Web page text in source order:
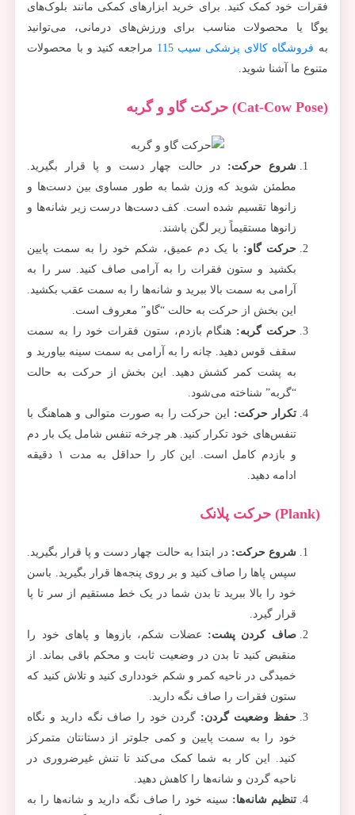
فقرات خود کمک کنید. برای خرید ابزارهای کمکی مانند بلوک‌های
یوگا یا محصولات مناسب برای ورزش‌های درمانی، می‌توانید
به فروشگاه کالای پزشکی سیب 115
مراجعه کنید و با محصولات
متنوع ما آشنا شوید.
(Cat-Cow Pose) حرکت گاو و گربه
شروع حرکت:در حالت چهار دست و پا قرار بگیرید.
مطمئن شوید که وزن شما به طور مساوی بین دست‌ها و
زانوها تقسیم شده است. کف دست‌ها درست زیر شانه‌ها و
زانوها مستقیماً زیر لگن باشند.
حرکت گاو: با یک دم عمیق، شکم خود را به سمت پایین
بکشید و ستون فقرات را به آرامی صاف کنید. سر را به
آرامی به سمت بالا ببرید و شانه‌ها را به سمت عقب بکشید.
این بخش از حرکت به حالت “گاو” معروف است.
حرکت گربه: هنگام بازدم، ستون فقرات خود را به سمت
سقف قوس دهید. چانه را به آرامی به سمت سینه بیاورید و
به پشت کمر کشش دهید. این بخش از حرکت به حالت
“گربه” شناخته می‌شود.
تکرار حرکت:
این حرکت را به صورت متوالی و هماهنگ با
تنفس‌های خود تکرار کنید. هر چرخه تنفس شامل یک بار دم
و بازدم کامل است. این کار را حداقل به مدت ۱ دقیقه
ادامه دهید.
(Plank) حرکت پلانک
شروع حرکت:در ابتدا به حالت چهار دست و پا قرار بگیرید.
سپس پاها را صاف کنید و بر روی پنجه‌ها قرار بگیرید. باسن
خود را بالا ببرید تا بدن شما در یک خط مستقیم از سر تا پا
قرار گیرد.
صاف کردن پشت: عضلات شکم، بازوها و پاهای خود را
منقبض کنید تا بدن در وضعیت ثابت و محکم باقی بماند. از
خمیدگی در ناحیه کمر و شکم خودداری کنید و تلاش کنید که
ستون فقرات را صاف نگه دارید.
حفظ وضعیت گردن: گردن خود را صاف نگه دارید و نگاه
خود را به سمت پایین و کمی جلوتر از دستانتان متمرکز
کنید. این کار به شما کمک می‌کند تا تنش غیرضروری در
ناحیه گردن و شانه‌ها را کاهش دهید.
تنظیم شانه‌ها: سینه خود را صاف نگه دارید و شانه‌ها را به